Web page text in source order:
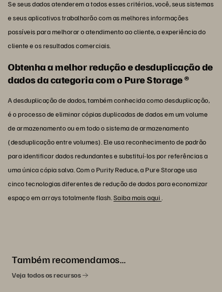
Se seus dados atenderem a todos esses critérios, você, seus sistemas
e seus aplicativos trabalharão com as melhores informações
possíveis para melhorar o atendimento ao cliente, a experiência do
cliente e os resultados comerciais.
Obtenha a melhor redução e desduplicação de
dados da categoria com o Pure Storage ®
A desduplicação de dados, também conhecida como desduplicação,
é o processo de eliminar cópias duplicadas de dados em um volume
de armazenamento ou em todo o sistema de armazenamento
(desduplicação entre volumes). Ele usa reconhecimento de padrão
para identificar dados redundantes e substituí-los por referências a
uma única cópia salva. Com o Purity Reduce, a Pure Storage usa
cinco tecnologias diferentes de redução de dados para economizar
espaço em arrays totalmente flash. Saiba mais aqui
Também recomendamos…
Veja todos os recursos